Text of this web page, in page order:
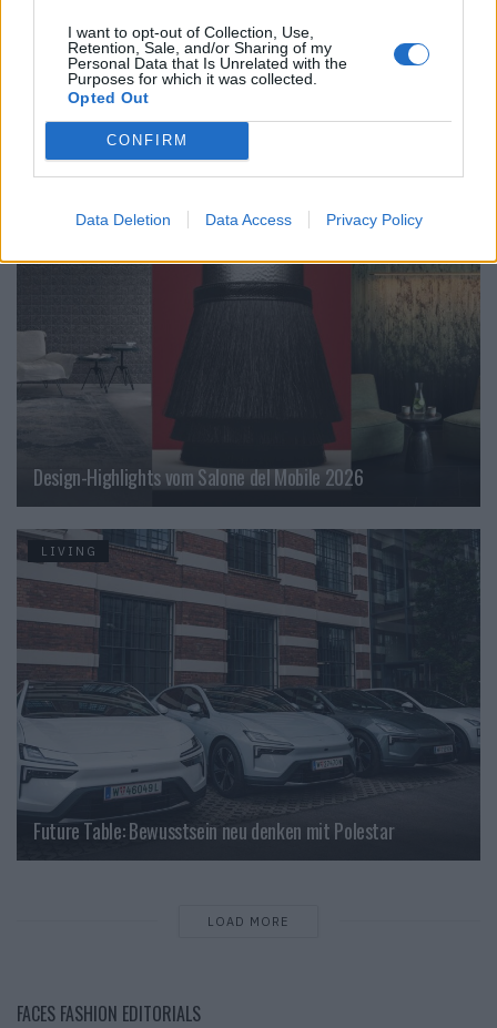
I want to opt-out of Collection, Use,
Retention, Sale, and/or Sharing of my
Personal Data that Is Unrelated with the
Purposes for which it was collected.
Opted Out
CONFIRM
Data Deletion Data Access Privacy Policy
Mineralstoffe einfach erklärt: Warum dein Körper sie
braucht
Design-Highlights vom Salone del Mobile 2026
LIVING
Future Table: Bewusstsein neu denken mit Polestar
LOAD MORE
FACES FASHION EDITORIALS